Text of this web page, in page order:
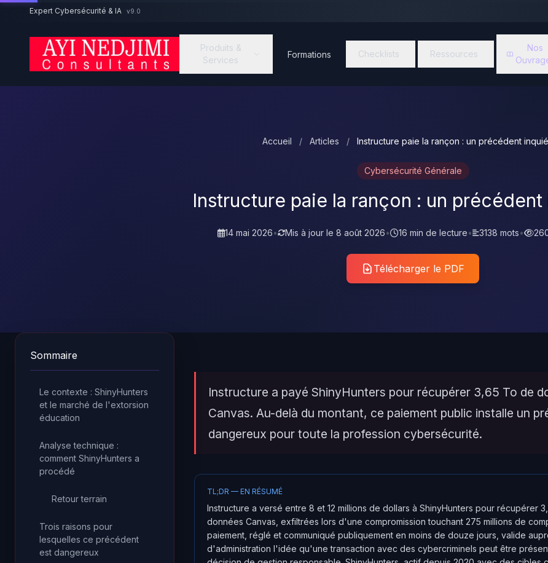
Aller au contenu principal
Expert Cybersécurité & IA v9.0
Produits &
Services
Formations Checklists Ressources
Nos
Accueil / Articles / Instructure paie la rançon : un précédent
Cybersécurité Générale
Instructure paie la rançon : un
14 mai 2026• Mis à jour le 8 août 2026• 16 min de lecture• 3138 mots•
Télécharger le PDF
Sommaire
Le contexte : ShinyHunters
et le marché de l'extorsion
éducation
Analyse technique :
comment ShinyHunters a
procédé
Retour terrain
Trois raisons pour
lesquelles ce précédent
est dangereux
Instructure a payé ShinyHunters pour récupérer 3,65 To de
Canvas. Au-delà du montant, ce paiement public installe un
dangereux pour toute la profession cybersécurité.
TL;DR — EN RÉSUMÉ
Instructure a versé entre 8 et 12 millions de dollars à ShinyHunters pour récupérer
données Canvas, exfiltrées lors d'une compromission touchant 275 millions de
paiement, réglé et communiqué publiquement en moins de douze jours, valide
d'administration l'idée qu'une transaction avec des cybercriminels peut être